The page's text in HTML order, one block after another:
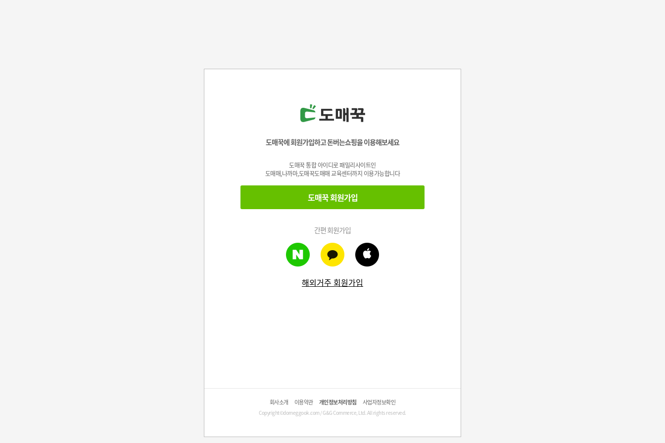
도매꾹에 회원가입하고 돈버는쇼핑을 이용해보세요
도매꾹 통합 아이디로 패밀리사이트인
도매매,나까마,도매꾹도매매 교육센터까지 이용가능합니다
도매꾹 회원가입
간편 회원가입
해외거주 회원가입
회사소개 이용약관 개인정보처리방침 사업자정보확인
Copyright©domeggook.com / G&G Commerce, Ltd. All rights reserved.